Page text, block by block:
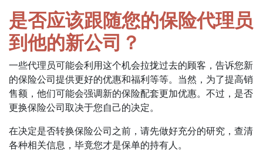
是否应该跟随您的保险代理员
到他的新公司？
一些代理员可能会利用这个机会拉拢过去的顾客，告诉您新
的保险公司提供更好的优惠和福利等等。当然，为了提高销
售额，他们可能会强调新的保险配套更加优惠。不过，是否
更换保险公司取决于您自己的决定。
在决定是否转换保险公司之前，请先做好充分的研究，查清
各种相关信息，毕竟您才是保单的持有人。